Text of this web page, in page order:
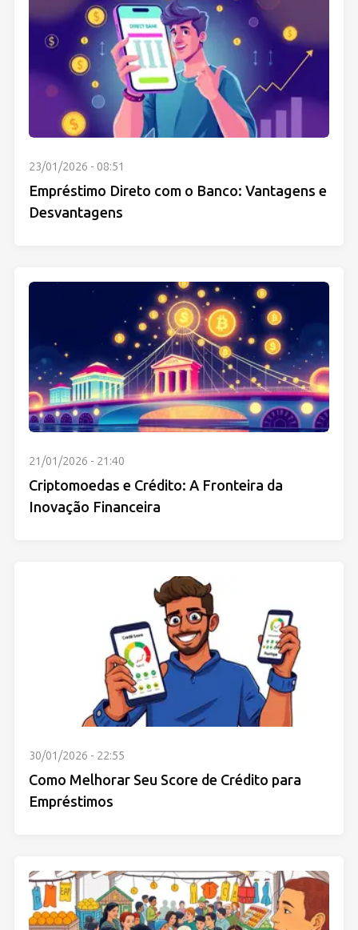
23/01/2026 - 08:51
Empréstimo Direto com o Banco: Vantagens e
Desvantagens
21/01/2026 - 21:40
Criptomoedas e Crédito: A Fronteira da
Inovação Financeira
30/01/2026 - 22:55
Como Melhorar Seu Score de Crédito para
Empréstimos